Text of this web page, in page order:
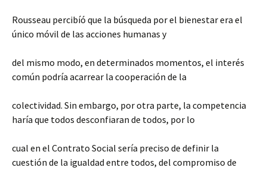
Rousseau percibíó que la búsqueda por el bienestar era el
único móvil de las acciones humanas y
del mismo modo, en determinados momentos, el interés
común podría acarrear la cooperación de la
colectividad. Sin embargo, por otra parte, la competencia
haría que todos desconfiaran de todos, por lo
cual en el Contrato Social sería preciso de definir la
cuestión de la igualdad entre todos, del compromiso de